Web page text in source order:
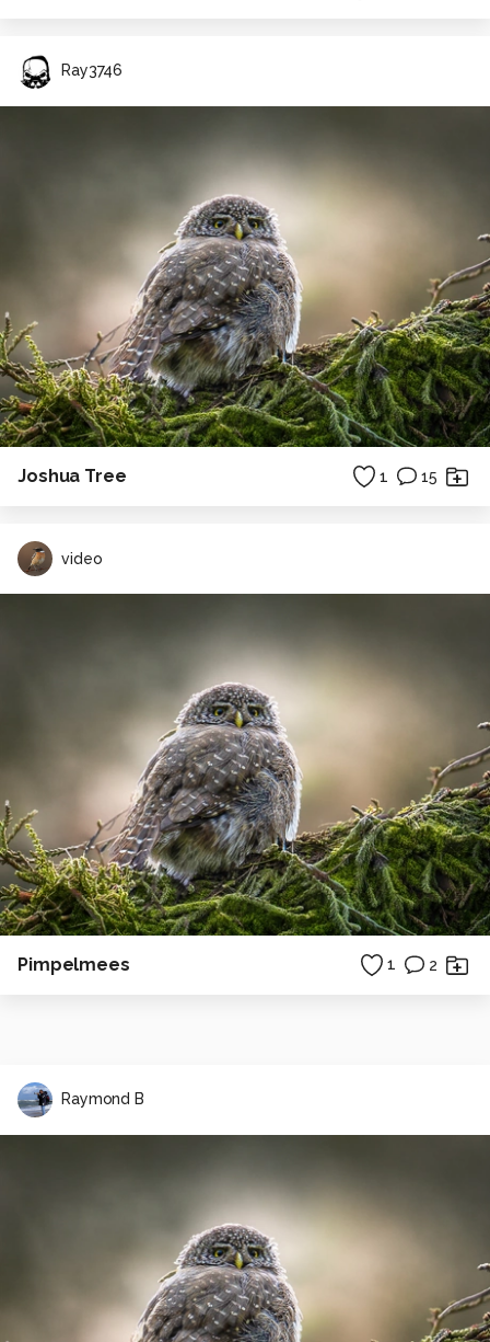
Ray3746
Joshua Tree 1 15
video
Pimpelmees 1 2
Raymond B